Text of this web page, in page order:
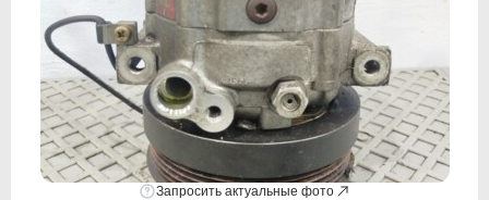
Запросить актуальные фото